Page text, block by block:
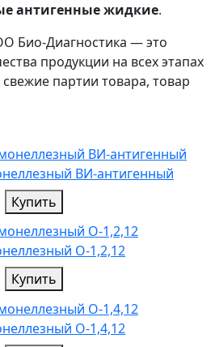
антигенные жидкие.
Био-Диагностика — это
продукции на всех этапах
партии товара, товар
ВИ-антигенный
Купить
О-1,2,12
Купить
О-1,4,12